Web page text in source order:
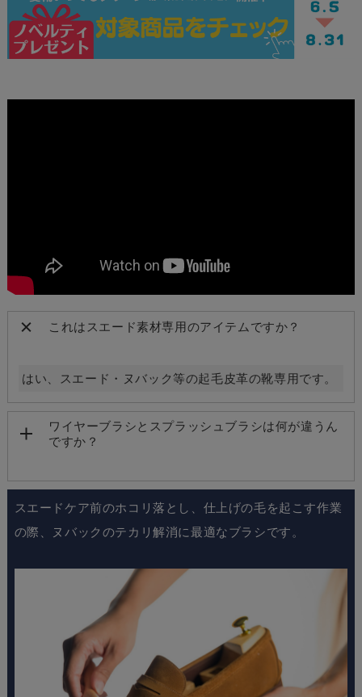
これはスエード素材専用のアイテムですか？
はい、スエード・ヌバック等の起毛皮革の靴専用です。
ワイヤーブラシとスプラッシュブラシは何が違うん
ですか？
スエードケア前のホコリ落とし、仕上げの毛を起こす作業
の際、ヌバックのテカリ解消に最適なブラシです。